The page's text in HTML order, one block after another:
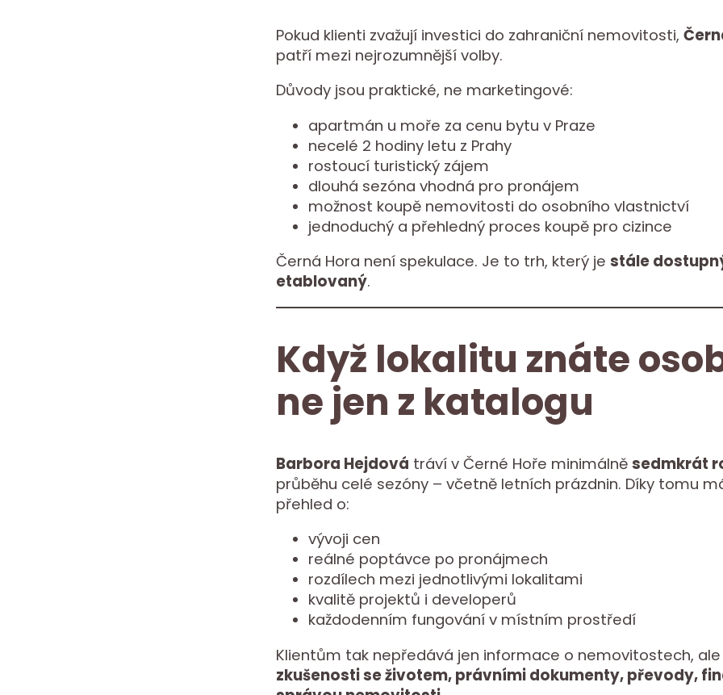
Pokud klienti zvažují investici do zahraniční nemovitosti,
patří mezi nejrozumnější volby.
Důvody jsou praktické, ne marketingové:
apartmán u moře za cenu bytu v Praze
necelé 2 hodiny letu z Prahy
rostoucí turistický zájem
dlouhá sezóna vhodná pro pronájem
možnost koupě nemovitosti do osobního vlastnictví
jednoduchý a přehledný proces koupě pro cizince
Černá Hora není spekulace. Je to trh, který je stále
etablovaný.
Když lokalitu znáte
ne jen z katalogu
Barbora Hejdová tráví v Černé Hoře minimálně sedmkrát
průběhu celé sezóny – včetně letních prázdnin. Díky tomu
přehled o:
vývoji cen
reálné poptávce po pronájmech
rozdílech mezi jednotlivými lokalitami
kvalitě projektů i developerů
každodenním fungování v místním prostředí
Klientům tak nepředává jen informace o nemovitostech, ale
zkušenosti se životem, právními dokumenty, převody,